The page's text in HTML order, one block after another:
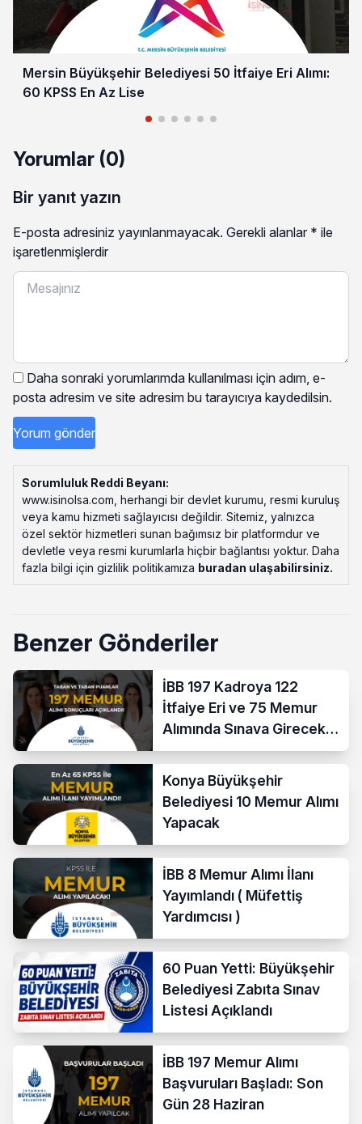
Mersin Büyükşehir Belediyesi 50 İtfaiye Eri Alımı:
60 KPSS En Az Lise
Yorumlar (0)
Bir yanıt yazın
E-posta adresiniz yayınlanmayacak. Gerekli alanlar * ile
işaretlenmişlerdir
Daha sonraki yorumlarımda kullanılması için adım, e-
posta adresim ve site adresim bu tarayıcıya kaydedilsin.
Sorumluluk Reddi Beyanı:
www.isinolsa.com, herhangi bir devlet kurumu, resmi kuruluş
veya kamu hizmeti sağlayıcısı değildir. Sitemiz, yalnızca
özel sektör hizmetleri sunan bağımsız bir platformdur ve
devletle veya resmi kurumlarla hiçbir bağlantısı yoktur. Daha
fazla bilgi için gizlilik politikamıza buradan ulaşabilirsiniz.
Benzer Gönderiler
İBB 197 Kadroya 122
İtfaiye Eri ve 75 Memur
Alımında Sınava Girecek
712 Aday Belli Oldu
Konya Büyükşehir
Belediyesi 10 Memur Alımı
Yapacak
İBB 8 Memur Alımı İlanı
Yayımlandı ( Müfettiş
Yardımcısı )
60 Puan Yetti: Büyükşehir
Belediyesi Zabıta Sınav
Listesi Açıklandı
İBB 197 Memur Alımı
Başvuruları Başladı: Son
Gün 28 Haziran